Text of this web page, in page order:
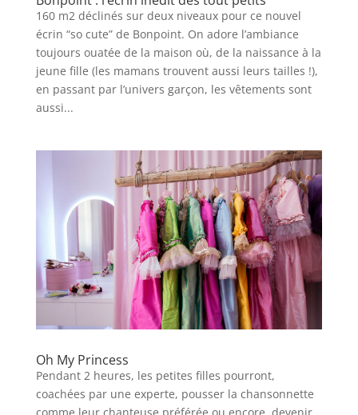
160 m2 déclinés sur deux niveaux pour ce nouvel
écrin “so cute” de Bonpoint. On adore l’ambiance
toujours ouatée de la maison où, de la naissance à la
jeune fille (les mamans trouvent aussi leurs tailles !),
en passant par l’univers garçon, les vêtements sont
aussi...
Oh My Princess
Pendant 2 heures, les petites filles pourront,
coachées par une experte, pousser la chansonnette